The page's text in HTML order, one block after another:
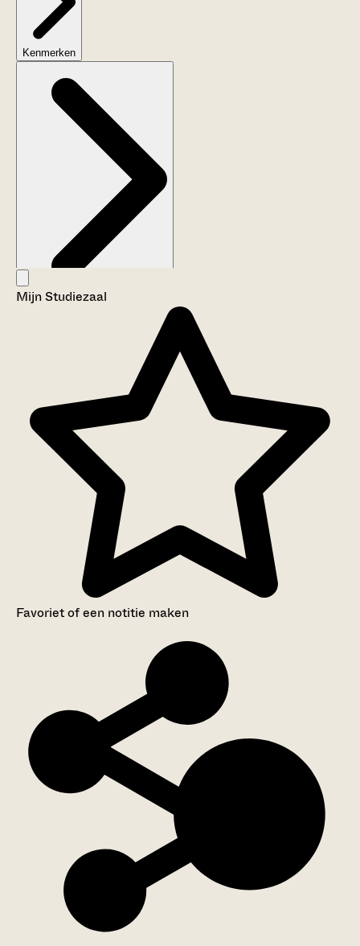
Kenmerken
Aanwijzingen voor de gebruiker
Mijn Studiezaal
Favoriet of een notitie maken